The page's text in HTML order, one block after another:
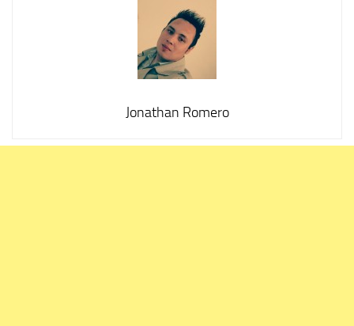
Jonathan Romero